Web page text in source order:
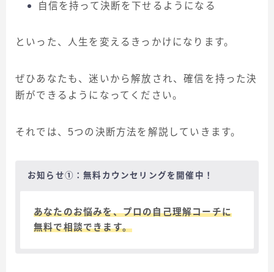
自信を持って決断を下せるようになる
といった、人生を変えるきっかけになります。
ぜひあなたも、迷いから解放され、確信を持った決
断ができるようになってください。
それでは、5つの決断方法を解説していきます。
お知らせ①：無料カウンセリングを開催中！
あなたのお悩みを、プロの自己理解コーチに
無料で相談できます。